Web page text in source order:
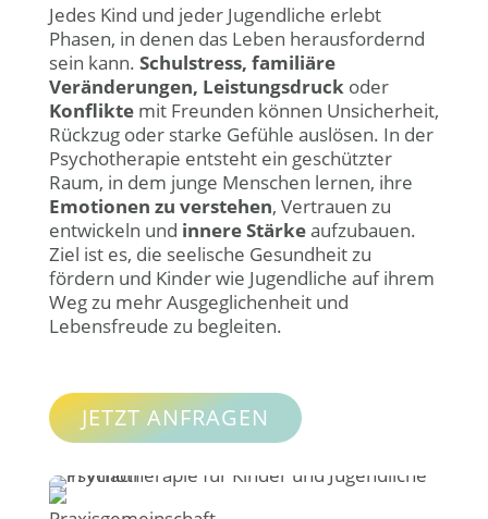
Jedes Kind und jeder Jugendliche erlebt
Phasen, in denen das Leben herausfordernd
sein kann. Schulstress, familiäre
Veränderungen, Leistungsdruckoder
Konfliktemit Freunden können Unsicherheit,
Rückzug oder starke Gefühle auslösen. In der
Psychotherapie entsteht ein geschützter
Raum, in dem junge Menschen lernen, ihre
Emotionen zu verstehen, Vertrauen zu
entwickeln und innere Stärkeaufzubauen.
Ziel ist es, die seelische Gesundheit zu
fördern und Kinder wie Jugendliche auf ihrem
Weg zu mehr Ausgeglichenheit und
Lebensfreude zu begleiten.
JETZT ANFRAGEN